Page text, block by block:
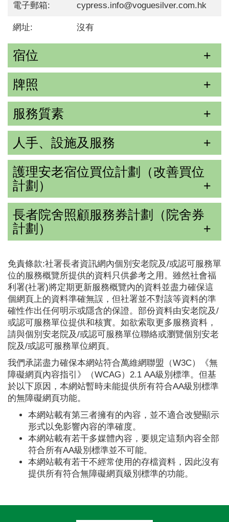
電子郵箱: cypress.info@voguesilver.com.hk
網址: 沒有
宿位
牌照
服務質素
人手、設施及服務
護理安老宿位買位計劃（改善買位
計劃）
長者院舍照顧服務券計劃（院舍券
計劃）
免責條款:社署長者資訊網內個別安老院及/或認可服務單
位的服務概覽所提供的資料只供參考之用。雖然社會福
利署(社署)將定期更新服務概覽內的資料並盡力確保這
個網頁上的資料準確無誤，但社署並不對該等資料的準
確性作出任何明示或隱含的保證。部份資料由安老院及/
或認可服務單位提供和核實。如欲索取更多服務資料，
請與個別安老院及/或認可服務單位聯絡或瀏覽個別安老
院及/或認可服務單位網頁。
我們承諾盡力確保本網站符合萬維網聯盟（W3C）《無
障礙網頁內容指引》（WCAG）2.1 AA級別標準。但基
於以下原因，本網站暫時未能提供所有符合AA級別標準
的無障礙網頁功能。
本網站載有第三者擁有的內容，並不適合改變顯示
形式以免影響內容的準確度。
本網站載有若干多媒體內容，要規定這類內容全部
符合所有AA級別標準並不可能。
本網站載有若干不經常使用的存檔資料，因此沒有
提供所有符合無障礙網頁級別標準的功能。